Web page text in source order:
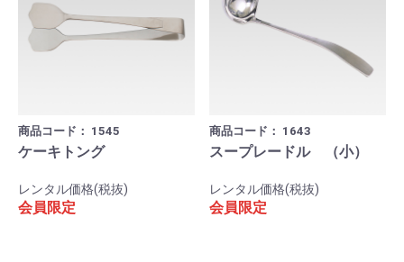
商品コード： 1545
ケーキトング
レンタル価格(税抜)
会員限定
商品コード： 1643
スープレードル （小）
レンタル価格(税抜)
会員限定